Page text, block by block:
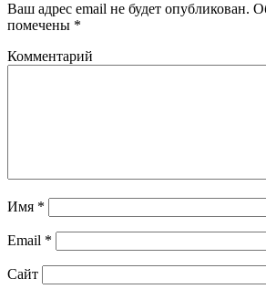
Ваш адрес email не будет опубликован.
помечены *
Комментарий
Имя *
Email *
Сайт